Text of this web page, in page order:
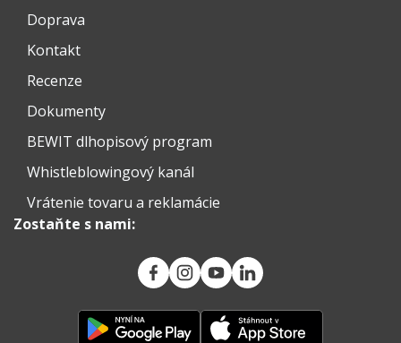
Doprava
Kontakt
Recenze
Dokumenty
BEWIT dlhopisový program
Whistleblowingový kanál
Vrátenie tovaru a reklamácie
Zostaňte s nami: